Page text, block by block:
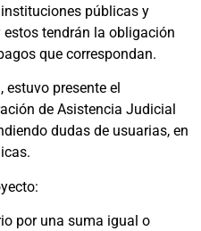
públicas y
tendrán la obligación
que correspondan.
presente el
de Asistencia Judicial
dudas de usuarias, en
por una suma igual o